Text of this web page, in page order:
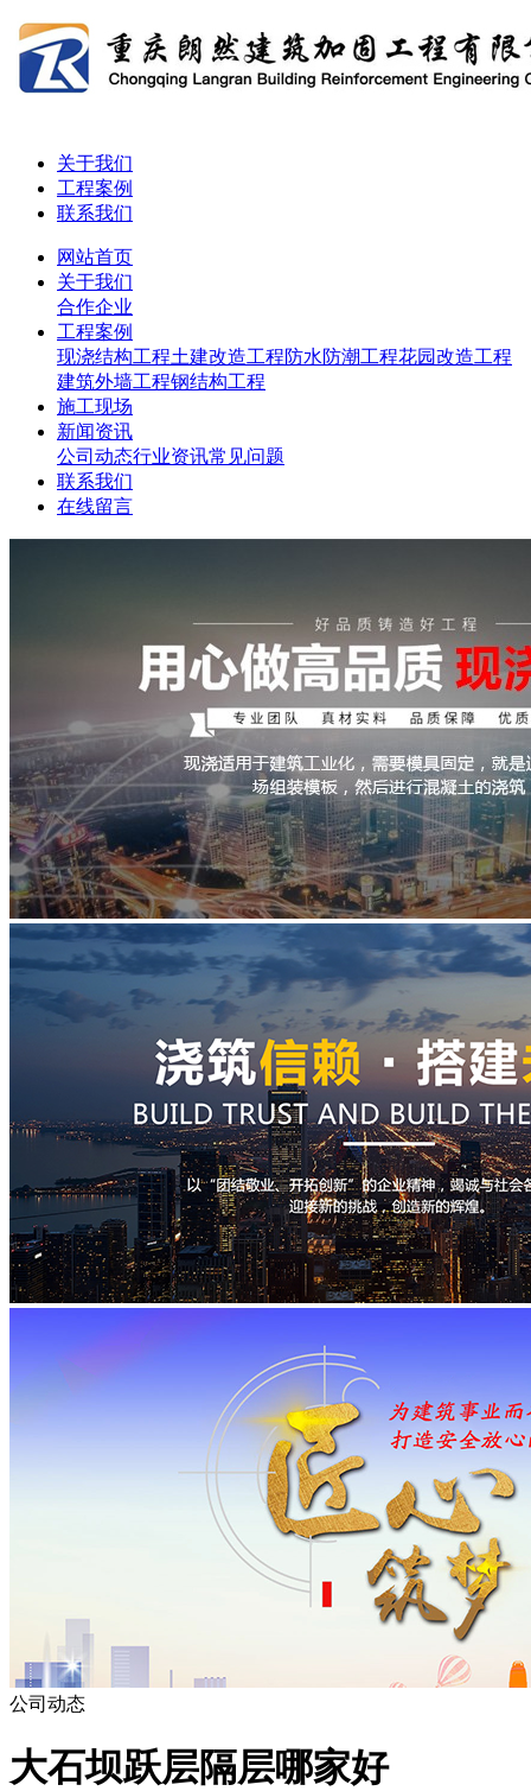
关于我们
工程案例
联系我们
网站首页
关于我们
合作企业
工程案例
现浇结构工程土建改造工程防水防潮工程花园改造工程
建筑外墙工程钢结构工程
施工现场
新闻资讯
公司动态行业资讯常见问题
联系我们
在线留言
公司动态
大石坝跃层隔层哪家好